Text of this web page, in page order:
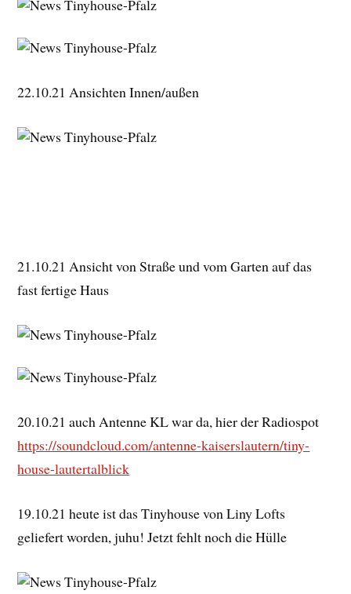
22.10.21 Ansichten Innen/außen
21.10.21 Ansicht von Straße und vom Garten auf das
fast fertige Haus
20.10.21 auch Antenne KL war da, hier der Radiospot
https://soundcloud.com/antenne-kaiserslautern/tiny-
house-lautertalblick
19.10.21 heute ist das Tinyhouse von Liny Lofts
geliefert worden, juhu! Jetzt fehlt noch die Hülle